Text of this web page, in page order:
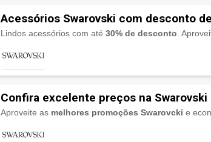
Acessórios Swarovski com desconto
Lindos acessórios com até30% de desconto .
Confira excelente preços na Swarovski
Aproveite as melhores promoções Swarovcki e